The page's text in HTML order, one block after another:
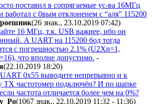
поставил в сопрягаемые ус-ва 16МГц
работал с 0вым отклоненем с “аля” 115200
(26 знак., 23.10.2019 07:42)
16 МГц, т.к. USB важнее, ибо он
А UART на 115200 бод тогда
с погрешностью 2.1% (U2Xn=1,
что вполне допустимо. -
(22.10.2019 18:20)
0x55 выводите непрерывно и к
TX частотомер подключён? И по шапке
частота отличается более чем на 0%?
(1067 знак., 22.10.2019 11:32 - 11:36)